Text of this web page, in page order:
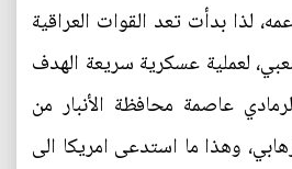
لذا بدأت تعد القوات العراقية
لعملية عسكرية سريعة الهدف
عاصمة محافظة الأنبار من
وهذا ما استدعى امريكا الى